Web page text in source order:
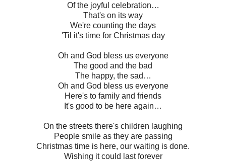
Of the joyful celebration…
That's on its way
We're counting the days
'Til it's time for Christmas day
Oh and God bless us everyone
The good and the bad
The happy, the sad…
Oh and God bless us everyone
Here's to family and friends
It's good to be here again…
On the streets there's children laughing
People smile as they are passing
Christmas time is here, our waiting is done.
Wishing it could last forever